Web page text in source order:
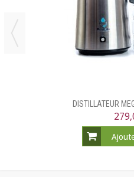
DISTILLATEUR